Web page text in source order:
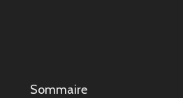
Sommaire